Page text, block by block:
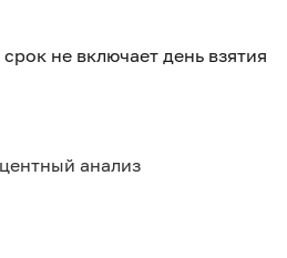
не включает день взятия
анализ